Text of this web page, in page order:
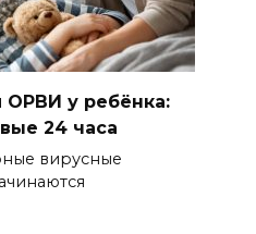
ОРВИ у ребёнка:
24 часа
вирусные